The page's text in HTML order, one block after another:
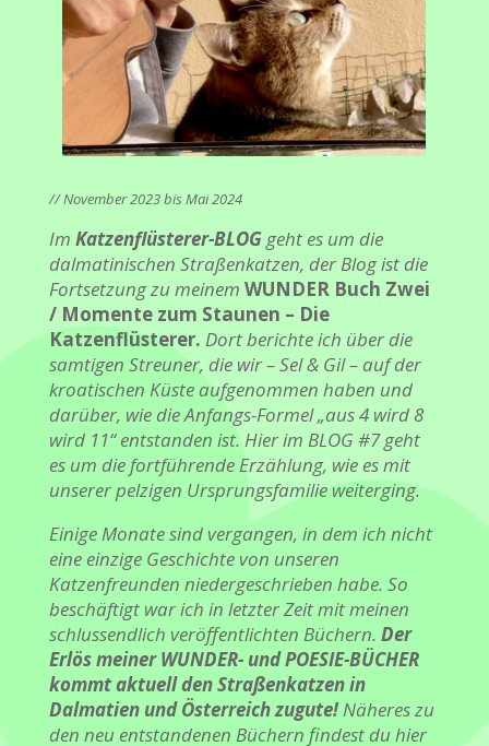
// November 2023 bis Mai 2024
Im Katzenflüsterer-BLOGgeht es um die
dalmatinischen Straßenkatzen, der Blog ist die
Fortsetzung zu meinem WUNDER Buch Zwei
/ Momente zum Staunen – Die
Katzenflüsterer. Dort berichte ich über die
samtigen Streuner, die wir– Sel & Gil – auf der
kroatischen Küste aufgenommen haben und
darüber, wie die Anfangs-Formel „aus 4 wird 8
wird 11“ entstanden ist. Hier im BLOG #7 geht
es um die fortführende Erzählung, wie es mit
unserer pelzigen Ursprungsfamilie weiterging.
Einige Monate sind vergangen, in dem ich nicht
eine einzige Geschichte von unseren
Katzenfreunden niedergeschrieben habe. So
beschäftigt war ich in letzter Zeit mit meinen
schlussendlich veröffentlichten Büchern. Der
Erlös meiner WUNDER- und POESIE-BÜCHER
kommt aktuell den Straßenkatzen in
Dalmatien und Österreich zugute!Näheres zu
den neu entstandenen Büchern findest du hier